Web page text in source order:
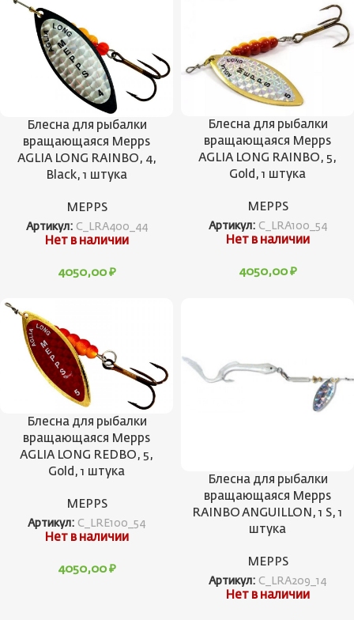
Блесна для рыбалки
вращающаяся Mepps
AGLIA LONG RAINBO, 4,
Black, 1 штука
MEPPS
Артикул: C_LRA400_44
Нет в наличии
4050,00 ₽
Блесна для рыбалки
вращающаяся Mepps
AGLIA LONG RAINBO, 5,
Gold, 1 штука
MEPPS
Артикул: C_LRA100_54
Нет в наличии
4050,00 ₽
Блесна для рыбалки
вращающаяся Mepps
AGLIA LONG REDBO, 5,
Gold, 1 штука
MEPPS
Артикул: C_LRE100_54
Нет в наличии
4050,00 ₽
Блесна для рыбалки
вращающаяся Mepps
RAINBO ANGUILLON, 1 S, 1
штука
MEPPS
Артикул: C_LRA209_14
Нет в наличии